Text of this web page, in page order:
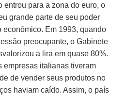
entrou para a zona do euro, o
grande parte de seu poder
econômico. Em 1993, quando
preocupante, o Gabinete
a lira em quase 80%.
empresas italianas tiveram
de vender seus produtos no
haviam caído. Assim, o país